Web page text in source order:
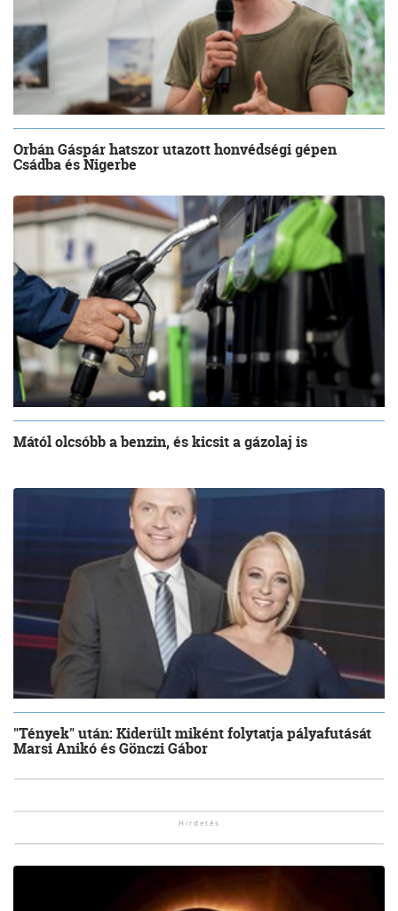
Orbán Gáspár hatszor utazott honvédségi gépen
Csádba és Nigerbe
Mától olcsóbb a benzin, és kicsit a gázolaj is
"Tények" után: Kiderült miként folytatja pályafutását
Marsi Anikó és Gönczi Gábor